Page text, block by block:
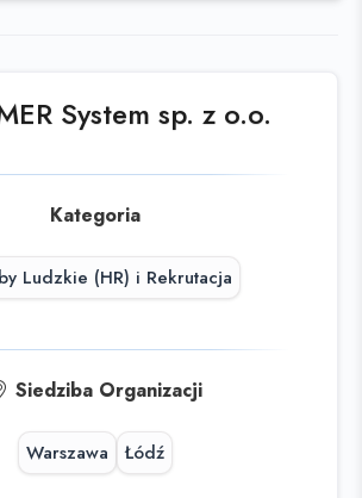
System sp. z o.o.
Kategoria
Ludzkie (HR) i Rekrutacja
Siedziba Organizacji
Warszawa Łódź